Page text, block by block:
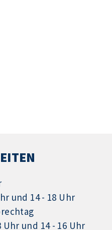
und 14 - 18 Uhr
Uhr und 14 - 16 Uhr